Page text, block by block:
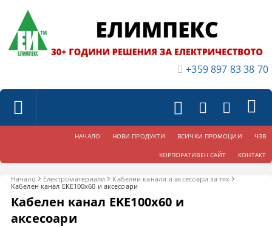
+359 897 83 38 70
НАЧАЛО НОВИ ПРОДУКТИ ВСИЧКИ ПРОМОЦИИ ЧЗВ
КОРПОРАТИВЕН САЙТ КОНТАКТ
Начало Електроматериали
Кабелни канали и аксесоари за тях
Кабелен канал EKE100x60 и аксесоари
Кабелен канал EKE100x60 и
аксесоари